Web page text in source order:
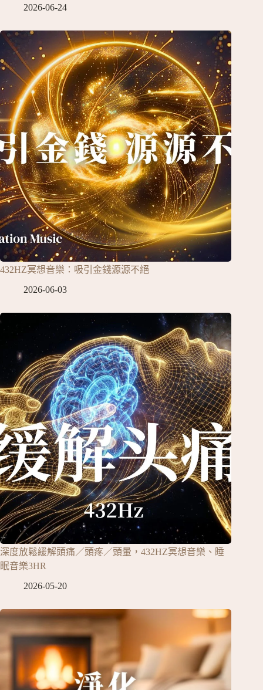
2026-06-24
432HZ冥想音樂：吸引金錢源源不絕
2026-06-03
深度放鬆緩解頭痛／頭疼／頭暈，432HZ冥想音樂、睡
眠音樂3HR
2026-05-20